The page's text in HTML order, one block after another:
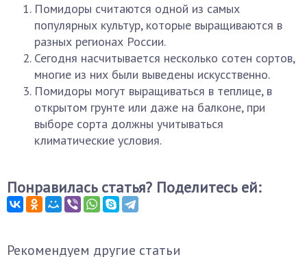
Помидоры считаются одной из самых
популярных культур, которые выращиваются в
разных регионах России.
Сегодня насчитывается несколько сотен сортов,
многие из них были выведены искусственно.
Помидоры могут выращиваться в теплице, в
открытом грунте или даже на балконе, при
выборе сорта должны учитываться
климатические условия.
Понравилась статья? Поделитесь ей:
Рекомендуем другие статьи